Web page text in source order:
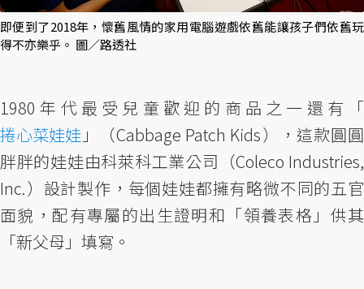
即便到了2018年，懷舊風情的家用電腦遊戲依舊能讓孩子們依舊玩
得不亦樂乎。 圖／路透社
1980年代最受兒童歡迎的商品之一還有「
捲心菜娃娃 」（Cabbage Patch Kids），這款圓圓
胖胖的娃娃由科萊科工業公司（Coleco Industries,
Inc.）設計製作，每個娃娃都擁有略微不同的五官
面貌，配有專屬的出生證明和「領養表格」供其
「新父母」填寫。